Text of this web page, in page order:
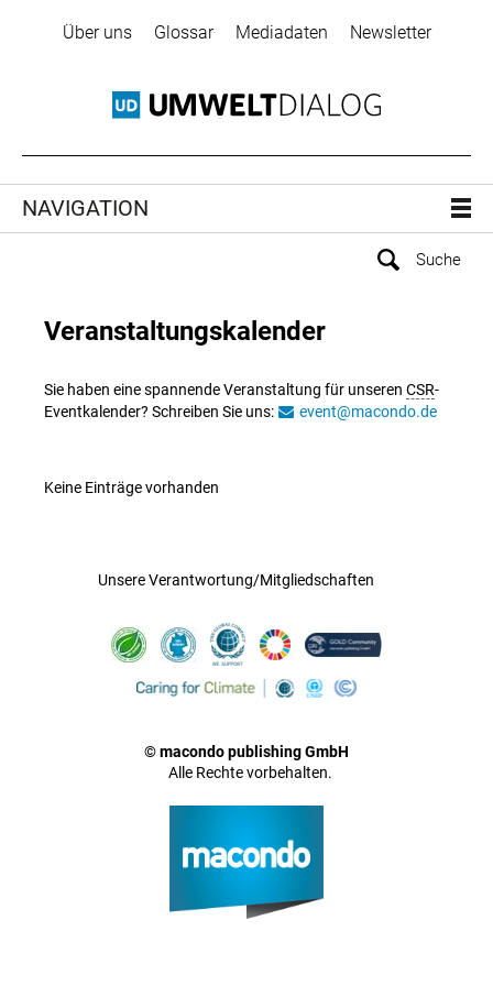
Über uns Glossar Mediadaten Newsletter
NAVIGATION
Veranstaltungskalender
Sie haben eine spannende Veranstaltung für unseren CSR-
Eventkalender? Schreiben Sie uns:
event@macondo.de
Keine Einträge vorhanden
Unsere Verantwortung/Mitgliedschaften
© macondo publishing GmbH
Alle Rechte vorbehalten.